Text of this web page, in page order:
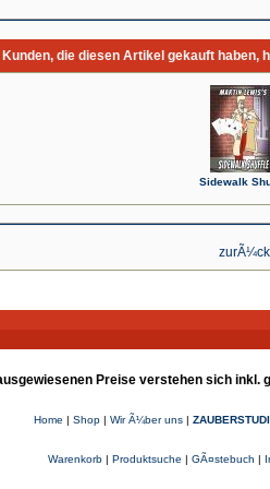
Kunden, die diesen Artikel gekauft haben,
Sidewalk
zurÃ¼ck
Preise verstehen sich inkl.
Home | Shop| Wir Ã¼ber uns|
Warenkorb| Produktsuche | GÃ¤stebuch |